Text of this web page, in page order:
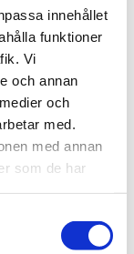
innehållet
funktioner
Vi
och annan
och
med.
med annan
som de har